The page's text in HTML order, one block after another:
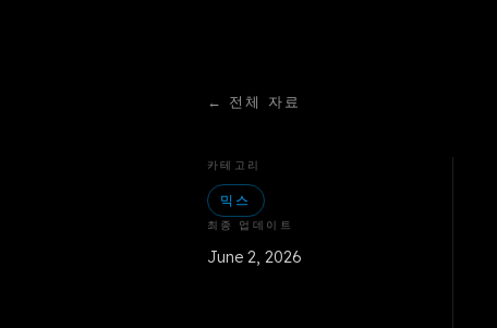
← 전체 자료
카테고리
믹스
최종 업데이트
June 2, 2026